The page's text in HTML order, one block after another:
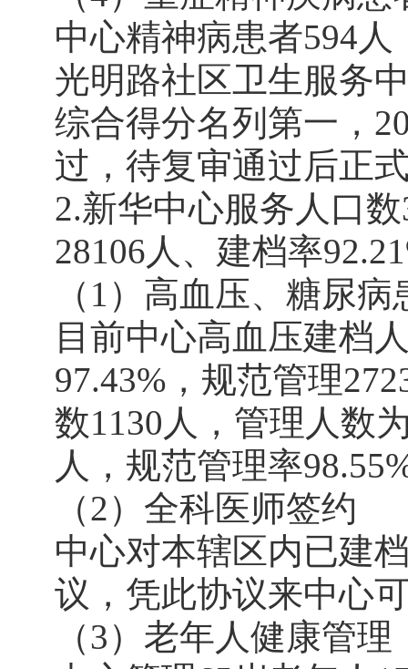
中心精神病患者594人
光明路社区卫生服务
综合得分名列第一，
过，待复审通过后正
2.新华中心服务人口
28106人、建档率
（1）高血压、糖尿
目前中心高血压建档
97.43%，规范管理
数1130人，管理人数
人，规范管理率
（2）全科医师签约
中心对本辖区内已建
议，凭此协议来中心
（3）老年人健康管理